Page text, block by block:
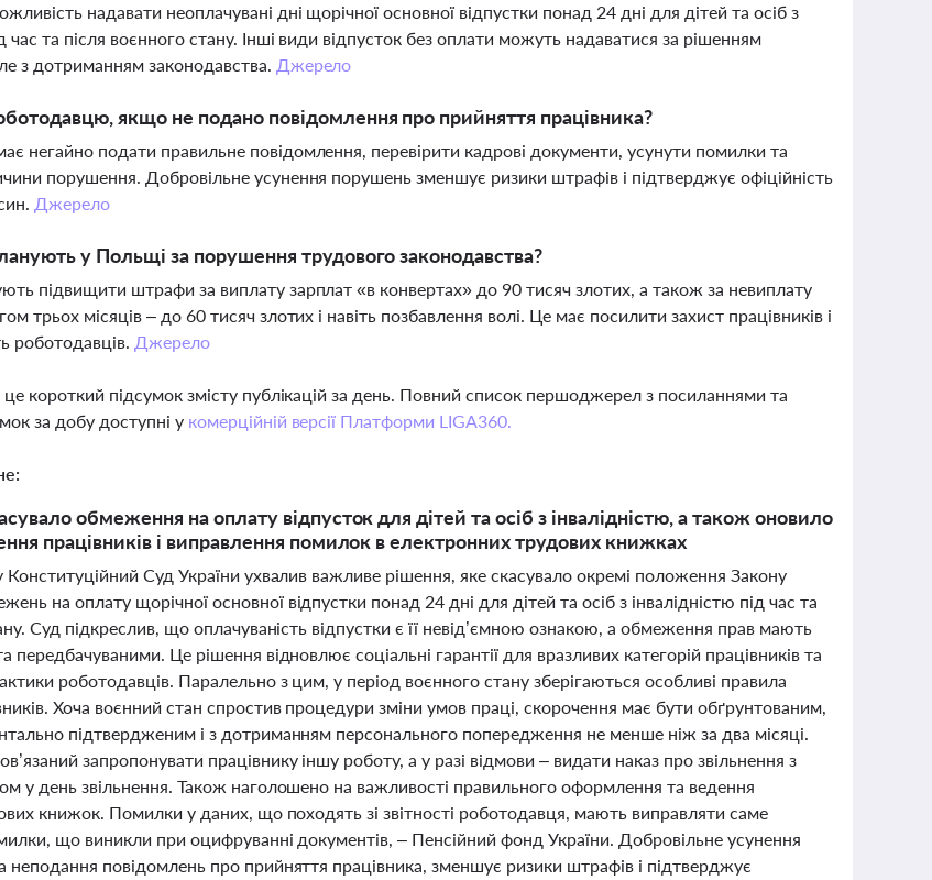
надавати неоплачувані дні щорічної основної відпустки понад 24 дні для дітей та осіб з
час та після воєнного стану. Інші види відпусток без оплати можуть надаватися за рішенням
з дотриманням законодавства. Джерело
якщо не подано повідомлення про прийняття працівника?
негайно подати правильне повідомлення, перевірити кадрові документи, усунути помилки та
порушення. Добровільне усунення порушень зменшує ризики штрафів і підтверджує офіційність
Джерело
у Польщі за порушення трудового законодавства?
підвищити штрафи за виплату зарплат «в конвертах» до 90 тисяч злотих, а також за невиплату
трьох місяців – до 60 тисяч злотих і навіть позбавлення волі. Це має посилити захист працівників і
роботодавців. Джерело
короткий підсумок змісту публікацій за день. Повний список першоджерел з посиланнями та
за добу доступні у комерційній версії Платформи LIGA360.
обмеження на оплату відпусток для дітей та осіб з інвалідністю, а також оновило
працівників і виправлення помилок в електронних трудових книжках
Конституційний Суд України ухвалив важливе рішення, яке скасувало окремі положення Закону
на оплату щорічної основної відпустки понад 24 дні для дітей та осіб з інвалідністю під час та
Суд підкреслив, що оплачуваність відпустки є її невід’ємною ознакою, а обмеження прав мають
передбачуваними. Це рішення відновлює соціальні гарантії для вразливих категорій працівників та
роботодавців. Паралельно з цим, у період воєнного стану зберігаються особливі правила
Хоча воєнний стан спростив процедури зміни умов праці, скорочення має бути обґрунтованим,
підтвердженим і з дотриманням персонального попередження не менше ніж за два місяці.
запропонувати працівнику іншу роботу, а у разі відмови – видати наказ про звільнення з
у день звільнення. Також наголошено на важливості правильного оформлення та ведення
книжок. Помилки у даних, що походять зі звітності роботодавця, мають виправляти саме
що виникли при оцифруванні документів, – Пенсійний фонд України. Добровільне усунення
неподання повідомлень про прийняття працівника, зменшує ризики штрафів і підтверджує